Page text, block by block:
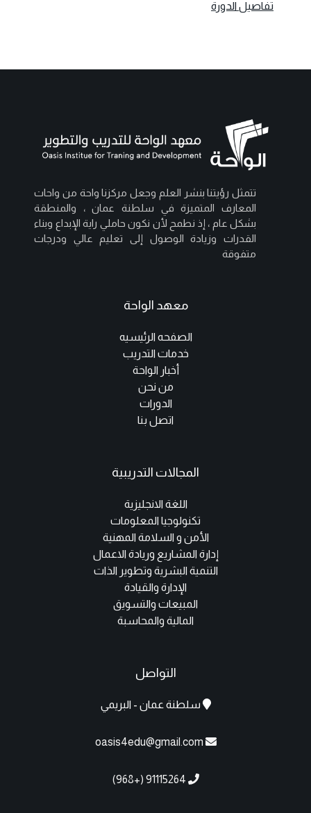
تفاصيل الدورة
تتمثل رؤيتنا بنشر العلم وجعل مركزنا واحة من واحات
المعارف المتميزة في سلطنة عمان ، والمنطقة
بشكل عام ، إذ نطمح لأن نكون حاملي راية الإبداع وبناء
القدرات وزيادة الوصول إلى تعليم عالي ودرجات
متفوقة
معهد الواحة
الصفحه الرئيسيه
خدمات التدريب
أخبار الواحة
من نحن
الدورات
اتصل بنا
المجالات التدريبية
اللغة الانجليزية
تكنولوجيا المعلومات
الأمن و السلامة المهنية
إدارة المشاريع وريادة الاعمال
التنمية البشرية وتطوير الذات
الإدارة والقيادة
المبيعات والتسويق
المالية والمحاسبة
التواصل
سلطنة عمان - البريمي
oasis4edu@gmail.com